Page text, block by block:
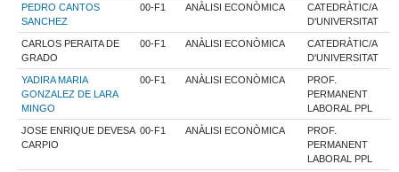
PEDRO CANTOS
SANCHEZ
00-F1 ANÀLISI ECONÒMICA
CATEDRÀTIC/A
D'UNIVERSITAT
CARLOS PERAITA DE
GRADO
00-F1 ANÀLISI ECONÒMICA
CATEDRÀTIC/A
D'UNIVERSITAT
YADIRA MARIA
GONZALEZ DE LARA
MINGO
00-F1 ANÀLISI ECONÒMICA
PROF.
PERMANENT
LABORAL PPL
JOSE ENRIQUE DEVESA
CARPIO
00-F1 ANÀLISI ECONÒMICA
PROF.
PERMANENT
LABORAL PPL